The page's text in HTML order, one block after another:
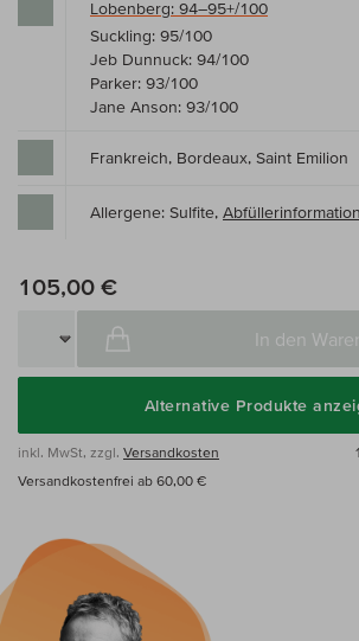
Lobenberg: 94–95+/100
Suckling: 95/100
Jeb Dunnuck: 94/100
Parker: 93/100
Jane Anson: 93/100
Frankreich, Bordeaux, Saint Emilion
Allergene: Sulfite, Abfüllerinformation
105,00 €
In den
Alternative Produkte
inkl. MwSt, zzgl. Versandkosten
Versandkostenfrei ab 60,00 €